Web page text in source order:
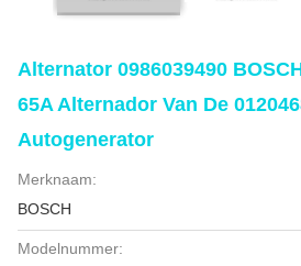
Alternator 0986039490
65A Alternador Van De
Autogenerator
Merknaam:
BOSCH
Modelnummer: